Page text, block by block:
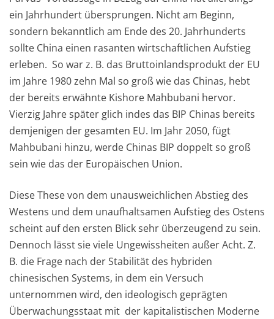
ein Jahrhundert übersprungen. Nicht am Beginn,
sondern bekanntlich am Ende des 20. Jahrhunderts
sollte China einen rasanten wirtschaftlichen Aufstieg
erleben. So war z. B. das Bruttoinlandsprodukt der EU
im Jahre 1980 zehn Mal so groß wie das Chinas, hebt
der bereits erwähnte Kishore Mahbubani hervor.
Vierzig Jahre später glich indes das BIP Chinas bereits
demjenigen der gesamten EU. Im Jahr 2050, fügt
Mahbubani hinzu, werde Chinas BIP doppelt so groß
sein wie das der Europäischen Union.
Diese These von dem unausweichlichen Abstieg des
Westens und dem unaufhaltsamen Aufstieg des Ostens
scheint auf den ersten Blick sehr überzeugend zu sein.
Dennoch lässt sie viele Ungewissheiten außer Acht. Z.
B. die Frage nach der Stabilität des hybriden
chinesischen Systems, in dem ein Versuch
unternommen wird, den ideologisch geprägten
Überwachungsstaat mit der kapitalistischen Moderne